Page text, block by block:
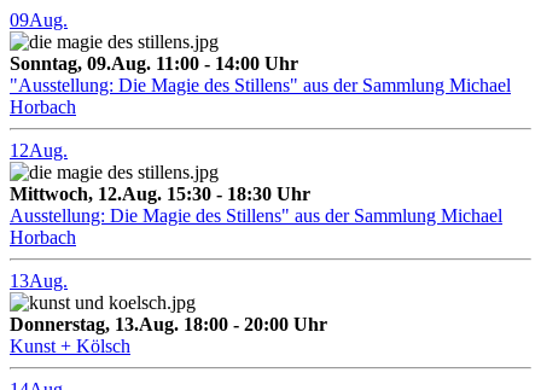
09Aug.
Sonntag, 09.Aug. 11:00 - 14:00 Uhr
"Ausstellung: Die Magie des Stillens" aus der Sammlung Michael
Horbach
12Aug.
Mittwoch, 12.Aug. 15:30 - 18:30 Uhr
Ausstellung: Die Magie des Stillens" aus der Sammlung Michael
Horbach
13Aug.
Donnerstag, 13.Aug. 18:00 - 20:00 Uhr
Kunst + Kölsch